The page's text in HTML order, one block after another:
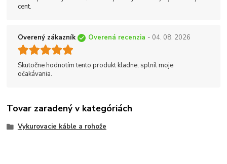
cent.
Overený zákazník Overená recenzia - 04. 08. 2026
Skutočne hodnotím tento produkt kladne, splnil moje
očakávania.
Tovar zaradený v kategóriách
Vykurovacie káble a rohože